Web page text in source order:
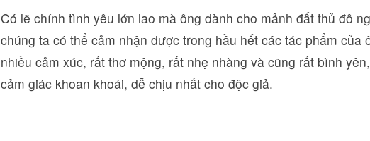
Có lẽ chính tình yêu lớn lao mà ông dành cho mảnh đất thủ đô
chúng ta có thể cảm nhận được trong hầu hết các tác phẩm của
nhiều cảm xúc, rất thơ mộng, rất nhẹ nhàng và cũng rất bình
cảm giác khoan khoái, dễ chịu nhất cho độc giả.